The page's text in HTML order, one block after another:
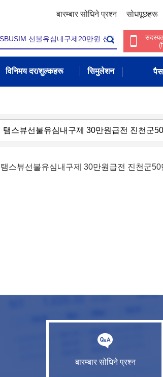
बारम्बार सोधिने प्रश्न सोधपूछहरू
विनिमय दर/शुल्कहरू सिमुलेशन
스뷰선불유심내구제 30만원급전 진천군
बारम्बार सोधिने प्रश्न